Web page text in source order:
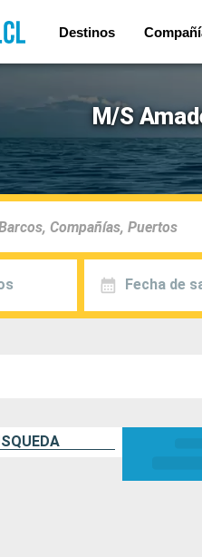
Destinos
M/S
Fecha de